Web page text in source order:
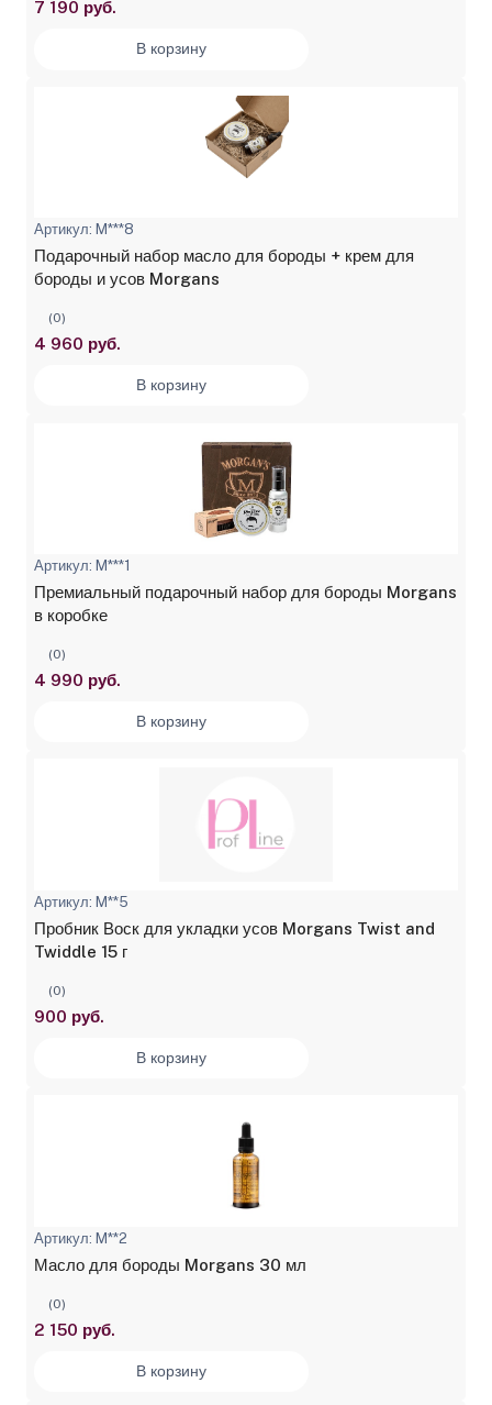
7 190 руб.
В корзину
Артикул: M***8
Подарочный набор масло для бороды + крем для
бороды и усов Morgans
(0)
4 960 руб.
В корзину
Артикул: M***1
Премиальный подарочный набор для бороды Morgans
в коробке
(0)
4 990 руб.
В корзину
Артикул: M**5
Пробник Воск для укладки усов Morgans Twist and
Twiddle 15 г
(0)
900 руб.
В корзину
Артикул: M**2
Масло для бороды Morgans 30 мл
(0)
2 150 руб.
В корзину